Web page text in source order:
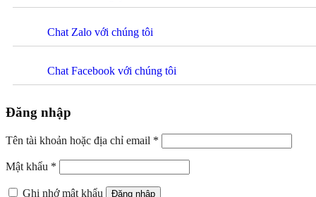
Chat Zalo với chúng tôi
Chat Facebook với chúng tôi
Đăng nhập
Tên tài khoản hoặc địa chỉ email *
Mật khẩu *
Ghi nhớ mật khẩu Đăng nhập